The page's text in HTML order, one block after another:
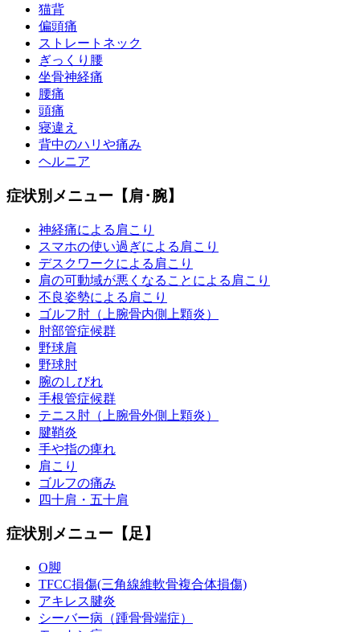
猫背
偏頭痛
ストレートネック
ぎっくり腰
坐骨神経痛
腰痛
頭痛
寝違え
背中のハリや痛み
ヘルニア
症状別メニュー【肩･腕】
神経痛による肩こり
スマホの使い過ぎによる肩こり
デスクワークによる肩こり
肩の可動域が悪くなることによる肩こり
不良姿勢による肩こり
ゴルフ肘（上腕骨内側上顆炎）
肘部管症候群
野球肩
野球肘
腕のしびれ
手根管症候群
テニス肘（上腕骨外側上顆炎）
腱鞘炎
手や指の痺れ
肩こり
ゴルフの痛み
四十肩・五十肩
症状別メニュー【足】
O脚
TFCC損傷(三角線維軟骨複合体損傷)
アキレス腱炎
シーバー病（踵骨骨端症）